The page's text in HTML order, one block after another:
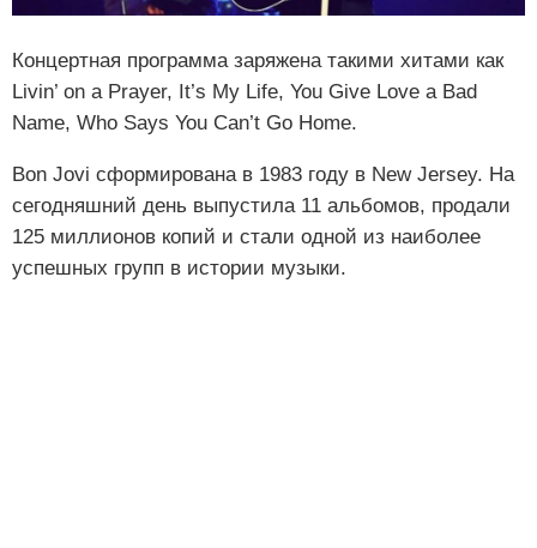
Концертная программа заряжена такими хитами как
Livin’ on a Prayer, It’s My Life, You Give Love a Bad
Name, Who Says You Can’t Go Home.
Bon Jovi сформирована в 1983 году в New Jersey. На
сегодняшний день выпустила 11 альбомов, продали
125 миллионов копий и стали одной из наиболее
успешных групп в истории музыки.